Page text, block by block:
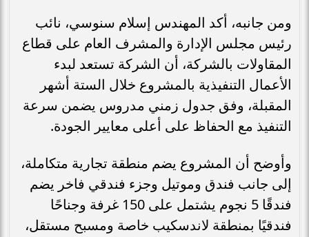
ومن جانبه، أكد المهندس إسلام سنوسي، نائب
رئيس مجلس الإدارة والمشرف العام على قطاع
المقاولات بالشركة، أن الشركة تستعد لبدء
الأعمال التنفيذية بالمشروع خلال الستة أشهر
المقبلة، وفق جدول زمني مدروس يضمن سرعة
التنفيذ مع الحفاظ على أعلى معايير الجودة.
وأوضح أن المشروع يضم منطقة تجارية متكاملة،
إلى جانب فندق وموتيل وجزء فندقي فاخر يضم
فندقًا 5 نجوم يشتمل على 150 غرفة وجناحًا
فندقيًا بمنطقة لاندسكيب خاصة ومسبح مستقل،